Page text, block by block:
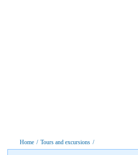
Home / Tours and excursions /